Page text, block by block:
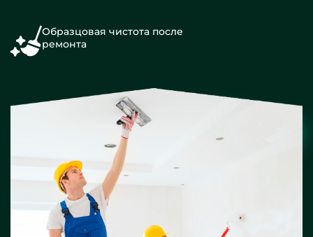
Образцовая чистота после
ремонта